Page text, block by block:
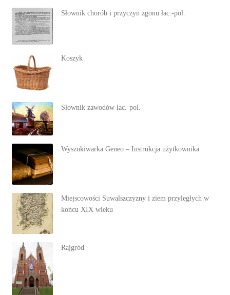
Słownik chorób i przyczyn zgonu łac.-pol.
Koszyk
Słownik zawodów łac.-pol.
Wyszukiwarka Geneo – Instrukcja użytkownika
Miejscowości Suwalszczyzny i ziem przyległych w
końcu XIX wieku
Rajgród